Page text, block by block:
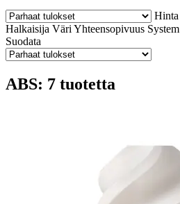
Hinta
Halkaisija Väri Yhteensopivuus System
Suodata
ABS: 7 tuotetta